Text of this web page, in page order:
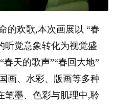
欢歌,本次画展以 “春
听觉意象转化为视觉盛
天的歌声”“春回大地”
画、水彩、版画等多种
笔墨、色彩与肌理中,聆